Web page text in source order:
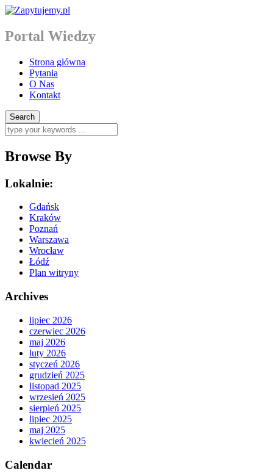
Portal Wiedzy
Strona główna
Pytania
O Nas
Kontakt
Browse By
Lokalnie:
Gdańsk
Kraków
Poznań
Warszawa
Wrocław
Łódź
Plan witryny
Archives
lipiec 2026
czerwiec 2026
maj 2026
luty 2026
styczeń 2026
grudzień 2025
listopad 2025
wrzesień 2025
sierpień 2025
lipiec 2025
maj 2025
kwiecień 2025
Calendar